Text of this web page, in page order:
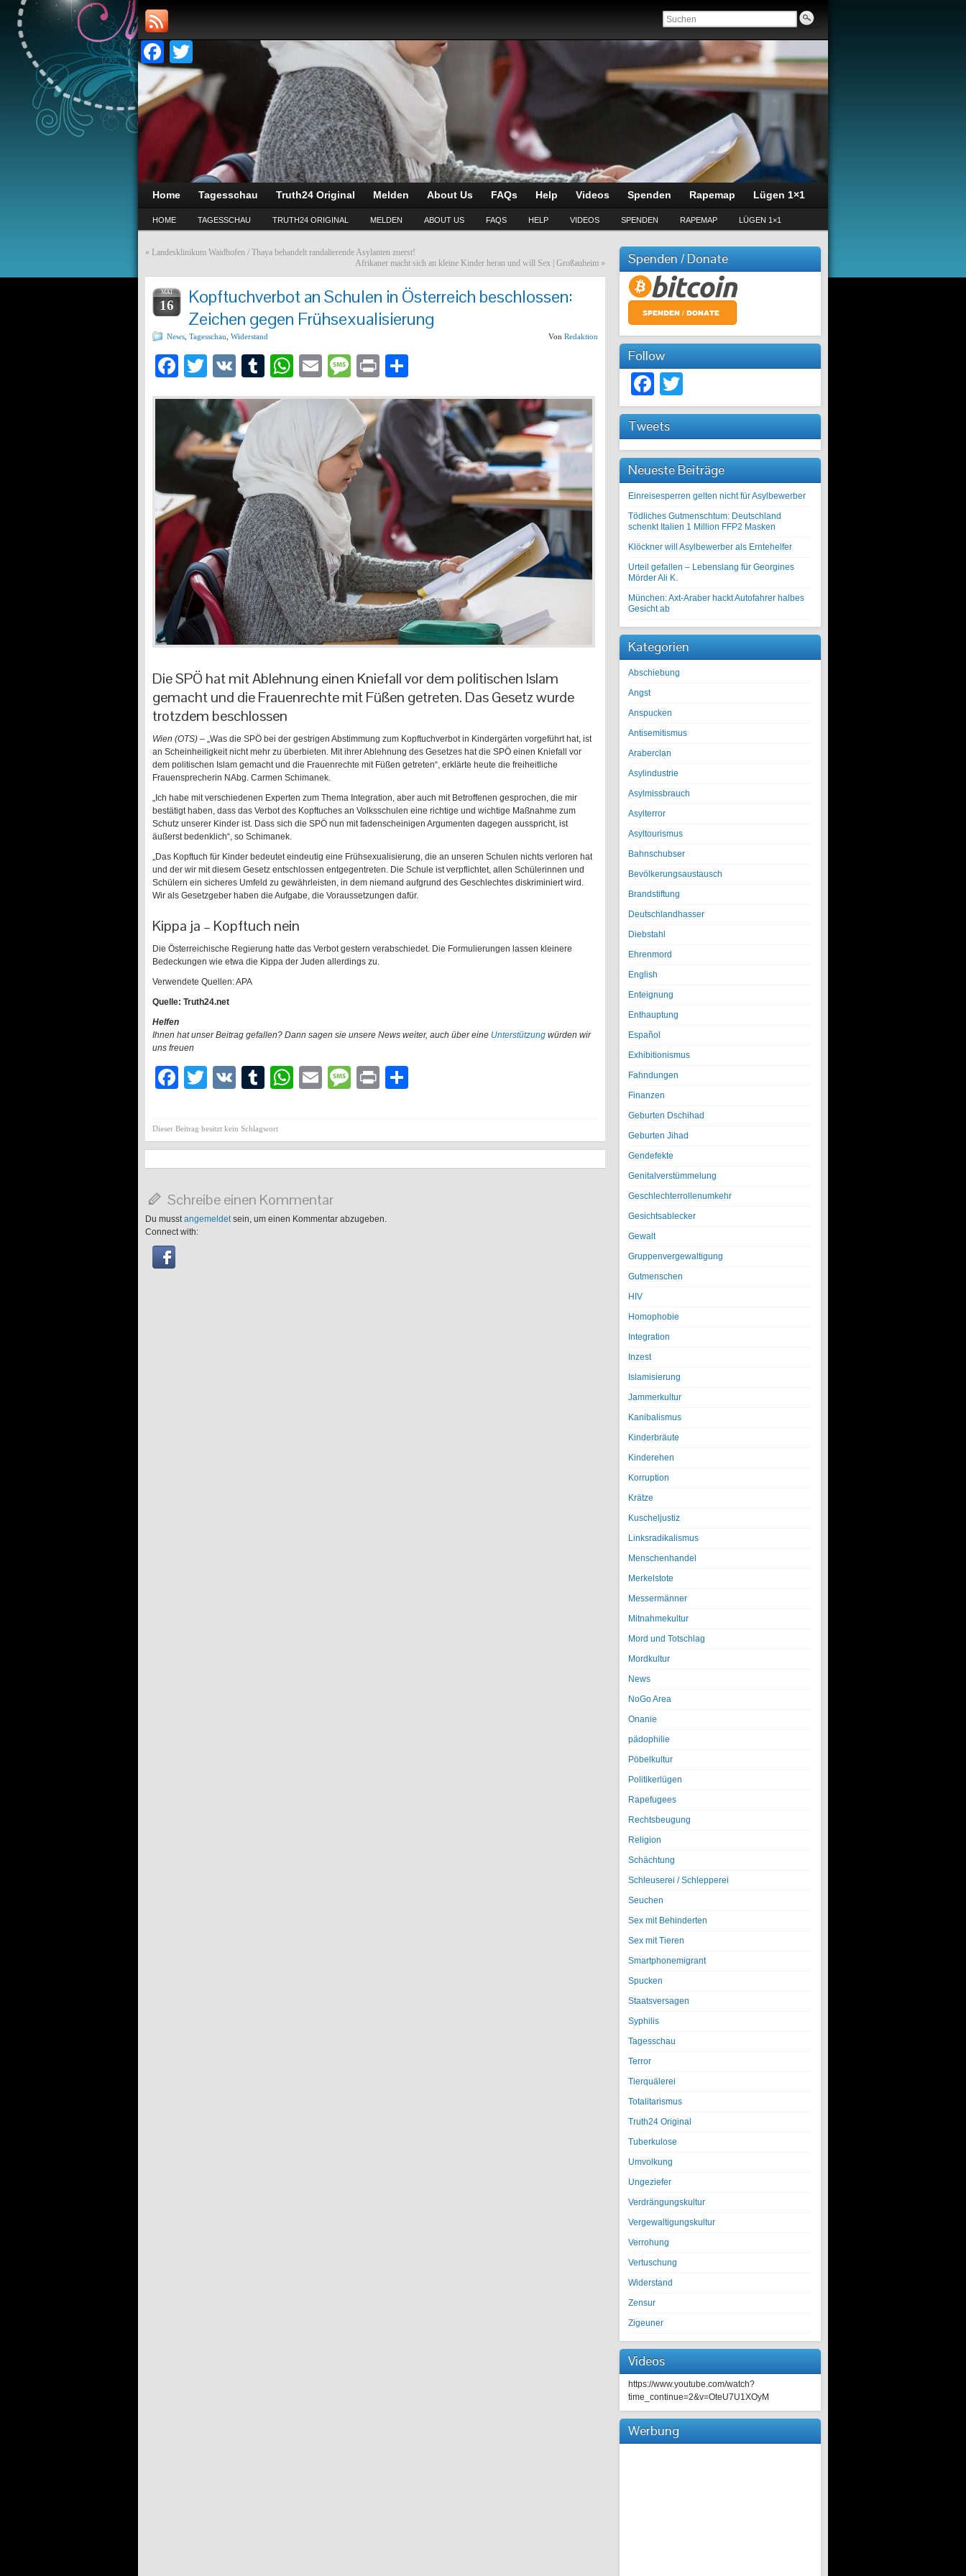
Facebook
Twitter
Home Tagesschau Truth24 Original Melden About Us FAQs Help Videos Spenden Rapemap Lügen 1×1
HOME TAGESSCHAU TRUTH24 ORIGINAL MELDEN ABOUT US FAQS HELP VIDEOS SPENDEN RAPEMAP LÜGEN 1×1
« Landesklinikum Waidhofen / Thaya behandelt randalierende Asylanten zuerst!
Afrikaner macht sich an kleine Kinder heran und will Sex | Großauheim »
MAI
16
Kopftuchverbot an Schulen in Österreich beschlossen:
Zeichen gegen Frühsexualisierung
News Tagesschau Widerstand Von Redaktion
Facebook
Twitter
VK Tumblr
WhatsApp
EmailMessage
Print
Die SPÖ hat mit Ablehnung einen Kniefall vor dem politischen Islam
gemacht und die Frauenrechte mit Füßen getreten. Das Gesetz wurde
trotzdem beschlossen
Wien (OTS) – „Was die SPÖ bei der gestrigen Abstimmung zum Kopftuchverbot in Kindergärten vorgeführt hat, ist
an Scheinheiligkeit nicht mehr zu überbieten. Mit ihrer Ablehnung des Gesetzes hat die SPÖ einen Kniefall vor
dem politischen Islam gemacht und die Frauenrechte mit Füßen getreten“, erklärte heute die freiheitliche
Frauensprecherin NAbg. Carmen Schimanek.
„Ich habe mit verschiedenen Experten zum Thema Integration, aber auch mit Betroffenen gesprochen, die mir
bestätigt haben, dass das Verbot des Kopftuches an Volksschulen eine richtige und wichtige Maßnahme zum
Schutz unserer Kinder ist. Dass sich die SPÖ nun mit fadenscheinigen Argumenten dagegen ausspricht, ist
äußerst bedenklich“, so Schimanek.
„Das Kopftuch für Kinder bedeutet eindeutig eine Frühsexualisierung, die an unseren Schulen nichts verloren hat
und der wir mit diesem Gesetz entschlossen entgegentreten. Die Schule ist verpflichtet, allen Schülerinnen und
Schülern ein sicheres Umfeld zu gewährleisten, in dem niemand aufgrund des Geschlechtes diskriminiert wird.
Wir als Gesetzgeber haben die Aufgabe, die Voraussetzungen dafür.
Kippa ja – Kopftuch nein
Die Österreichische Regierung hatte das Verbot gestern verabschiedet. Die Formulierungen lassen kleinere
Bedeckungen wie etwa die Kippa der Juden allerdings zu.
Verwendete Quellen: APA
Quelle: Truth24.net
Helfen
Ihnen hat unser Beitrag gefallen? Dann sagen sie unsere News weiter, auch über eine Unterstützung würden wir
uns freuen
Facebook
Twitter
VK Tumblr
WhatsApp
EmailMessage
Print
Dieser Beitrag besitzt kein Schlagwort
Schreibe einen Kommentar
Du musst angemeldet sein, um einen Kommentar abzugeben.
Connect with:
Spenden / Donate
Follow
Facebook
Tweets
Neueste Beiträge
Einreisesperren gelten nicht für Asylbewerber
Tödliches Gutmenschtum: Deutschland
schenkt Italien 1 Million FFP2 Masken
Klöckner will Asylbewerber als Erntehelfer
Urteil gefallen – Lebenslang für Georgines
Mörder Ali K.
München: Axt-Araber hackt Autofahrer halbes
Gesicht ab
Kategorien
Abschiebung
Angst
Anspucken
Antisemitismus
Araberclan
Asylindustrie
Asylmissbrauch
Asylterror
Asyltourismus
Bahnschubser
Bevölkerungsaustausch
Brandstiftung
Deutschlandhasser
Diebstahl
Ehrenmord
English
Enteignung
Enthauptung
Español
Exhibitionismus
Fahndungen
Finanzen
Geburten Dschihad
Geburten Jihad
Gendefekte
Genitalverstümmelung
Geschlechterrollenumkehr
Gesichtsablecker
Gewalt
Gruppenvergewaltigung
Gutmenschen
HIV
Homophobie
Integration
Inzest
Islamisierung
Jammerkultur
Kanibalismus
Kinderbräute
Kinderehen
Korruption
Krätze
Kuscheljustiz
Linksradikalismus
Menschenhandel
Merkelstote
Messermänner
Mitnahmekultur
Mord und Totschlag
Mordkultur
News
NoGo Area
Onanie
pädophilie
Pöbelkultur
Politikerlügen
Rapefugees
Rechtsbeugung
Religion
Schächtung
Schleuserei / Schlepperei
Seuchen
Sex mit Behinderten
Sex mit Tieren
Smartphonemigrant
Spucken
Staatsversagen
Syphilis
Tagesschau
Terror
Tierquälerei
Totalitarismus
Truth24 Original
Tuberkulose
Umvolkung
Ungeziefer
Verdrängungskultur
Vergewaltigungskultur
Verrohung
Vertuschung
Widerstand
Zensur
Zigeuner
Videos
https://www.youtube.com/watch?
time_continue=2&v=OteU7U1XOyM
Werbung